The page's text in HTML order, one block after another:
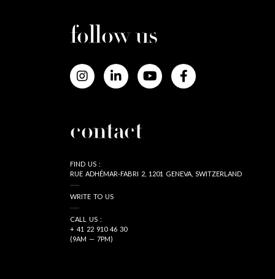
follow us
contact
FIND US :
RUE ADHÉMAR-FABRI 2, 1201 GENEVA, SWITZERLAND
WRITE TO US
CALL US :
+ 41 22 910 46 30
(9AM — 7PM)